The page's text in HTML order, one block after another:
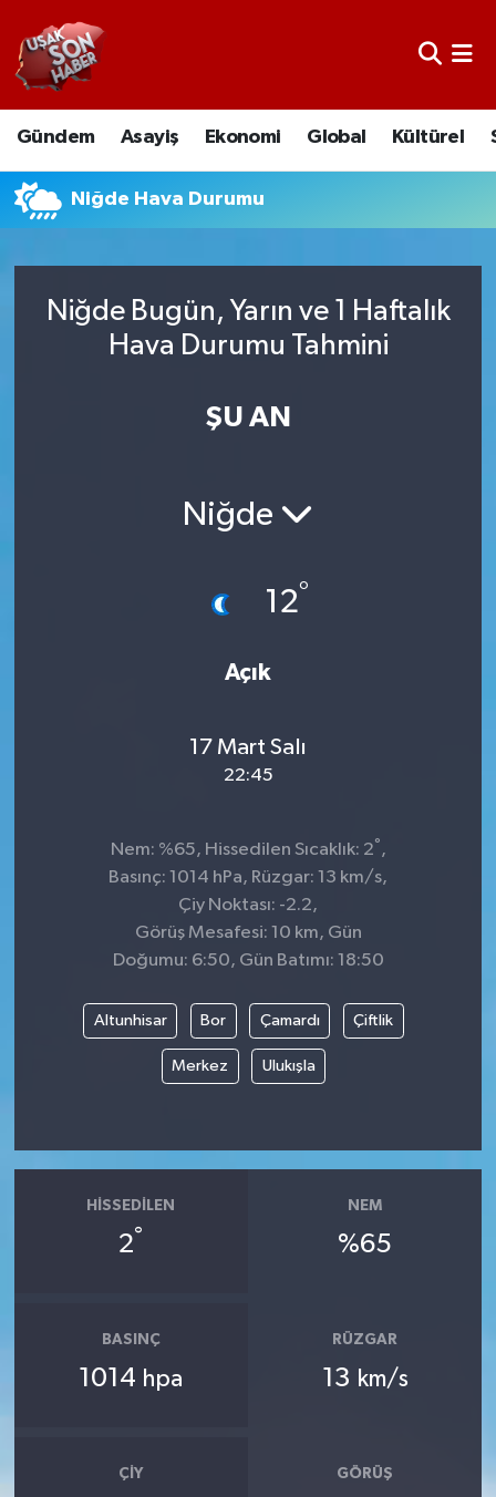
Gündem Asayiş Ekonomi Global Kültürel
Niğde Hava Durumu
Niğde Bugün, Yarın ve 1 Haftalık
Hava Durumu Tahmini
ŞU AN
Niğde
12°
Açık
17 Mart Salı
22:45
Nem: %65, Hissedilen Sıcaklık: 2° ,
Basınç: 1014 hPa, Rüzgar: 13 km/s,
Çiy Noktası: -2.2,
Görüş Mesafesi: 10 km, Gün
Doğumu: 6:50, Gün Batımı: 18:50
Altunhisar Bor Çamardı Çiftlik
Merkez Ulukışla
HISSEDILEN
2°
NEM
%65
BASINÇ
1014 hpa
RÜZGAR
13 km/s
ÇIY GÖRÜŞ
Uşak Nöbetçi Eczaneler
Uşak Hava Durumu
Uşak Namaz Vakitleri
Süper Lig Puan Durumu ve Fikstür
Son Dakika Haberleri